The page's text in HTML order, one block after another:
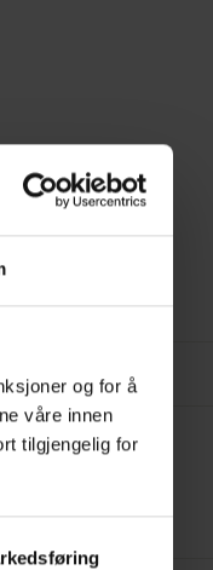
og for å
våre innen
tilgjengelig for
Dimbar
Tekstil
50.0